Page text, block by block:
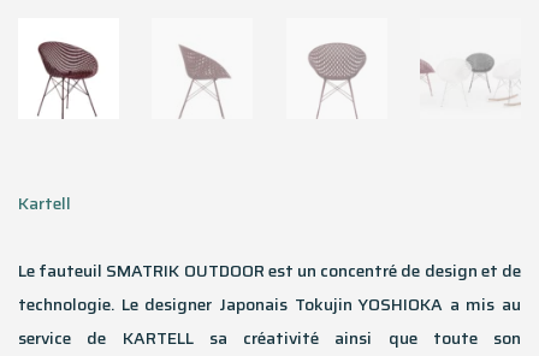
Kartell
Le fauteuil SMATRIK OUTDOOR est un concentré de design et de
technologie. Le designer Japonais Tokujin YOSHIOKA a mis au
service de KARTELL sa créativité ainsi que toute son